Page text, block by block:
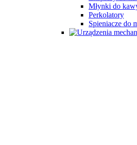
Młynki do
Perkolatory
Spieniacze do